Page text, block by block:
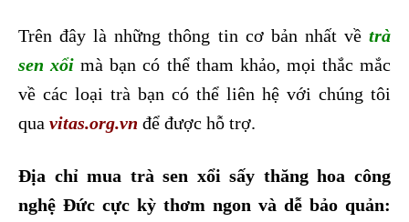
Trên đây là những thông tin cơ bản nhất vềtrà
sen xổi mà bạn có thể tham khảo, mọi thắc mắc
về các loại trà bạn có thể liên hệ với chúng tôi
qua vitas.org.vn để được hỗ trợ.
Địa chỉ mua trà sen xổi sấy thăng hoa công
nghệ Đức cực kỳ thơm ngon và dễ bảo quản: